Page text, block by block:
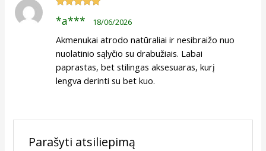
5iš 5
*a*** 18/06/2026
Akmenukai atrodo natūraliai ir nesibraižo nuo
nuolatinio sąlyčio su drabužiais. Labai
paprastas, bet stilingas aksesuaras, kurį
lengva derinti su bet kuo.
Parašyti atsiliepimą